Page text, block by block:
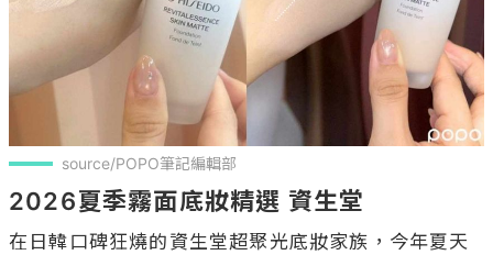
source/POPO筆記編輯部
2026夏季霧面底妝精選 資生堂
在日韓口碑狂燒的資生堂超聚光底妝家族，今年夏天